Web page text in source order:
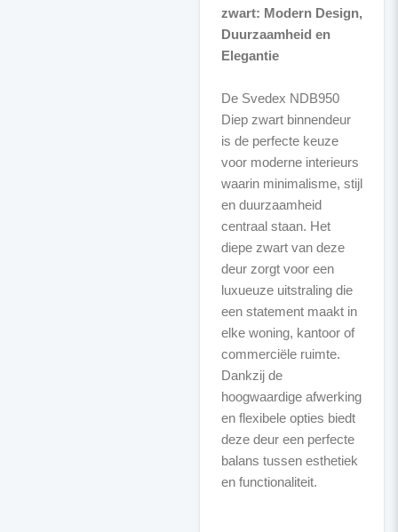
zwart: Modern Design,
Duurzaamheid en
Elegantie
De Svedex NDB950
Diep zwart binnendeur
is de perfecte keuze
voor moderne interieurs
waarin minimalisme, stijl
en duurzaamheid
centraal staan. Het
diepe zwart van deze
deur zorgt voor een
luxueuze uitstraling die
een statement maakt in
elke woning, kantoor of
commerciële ruimte.
Dankzij de
hoogwaardige afwerking
en flexibele opties biedt
deze deur een perfecte
balans tussen esthetiek